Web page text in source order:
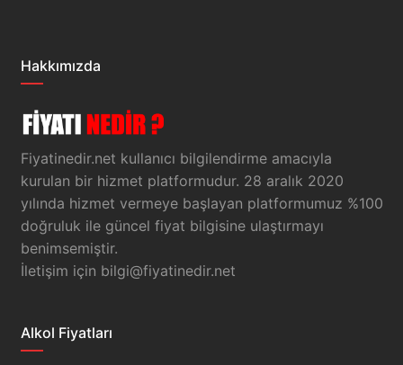
Hakkımızda
Fiyatinedir.net kullanıcı bilgilendirme amacıyla
kurulan bir hizmet platformudur. 28 aralık 2020
yılında hizmet vermeye başlayan platformumuz %100
doğruluk ile güncel fiyat bilgisine ulaştırmayı
benimsemiştir.
İletişim için bilgi@fiyatinedir.net
Alkol Fiyatları